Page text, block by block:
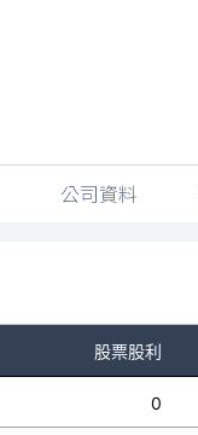
公司資料
股票股利
0